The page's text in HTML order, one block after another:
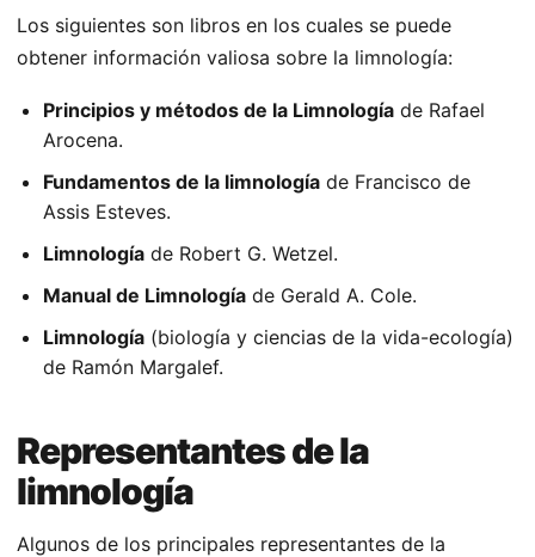
Los siguientes son libros en los cuales se puede
obtener información valiosa sobre la limnología:
Principios y métodos de la Limnología de Rafael
Arocena.
Fundamentos de la limnología de Francisco de
Assis Esteves.
Limnología de Robert G. Wetzel.
Manual de Limnología de Gerald A. Cole.
Limnología (biología y ciencias de la vida-ecología)
de Ramón Margalef.
Representantes de la
limnología
Algunos de los principales representantes de la